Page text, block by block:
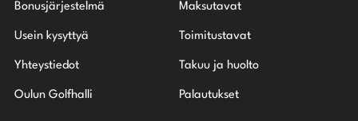
Bonusjärjestelmä
Usein kysyttyä
Yhteystiedot
Oulun Golfhalli
Maksutavat
Toimitustavat
Takuu ja huolto
Palautukset